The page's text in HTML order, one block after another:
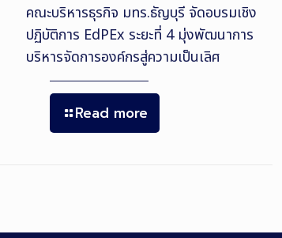
คณะบริหารธุรกิจ มทร.ธัญบุรี จัดอบรมเชิง
ปฏิบัติการ EdPEx ระยะที่ 4 มุ่งพัฒนาการ
บริหารจัดการองค์กรสู่ความเป็นเลิศ
Read more